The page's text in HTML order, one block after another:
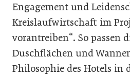
Engagement und
Kreislaufwirtschaft im
vorantreiben“. So passen
Duschflächen und
Philosophie des Hotels in